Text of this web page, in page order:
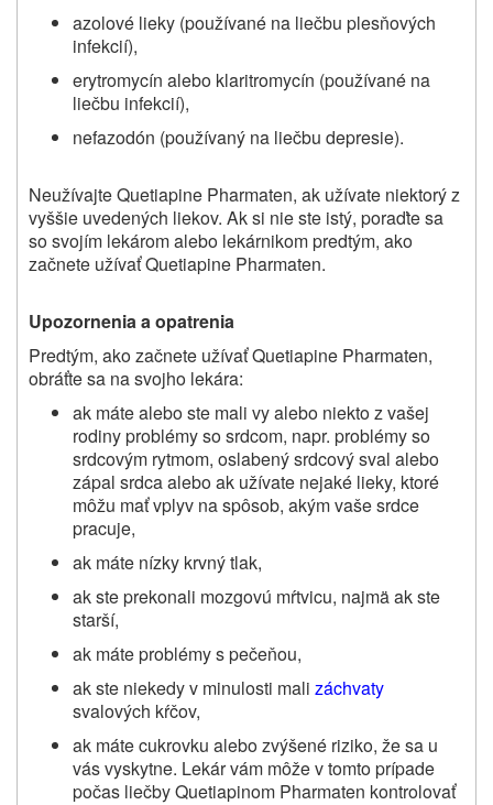
azolové lieky (používané na liečbu plesňových
infekcií),
erytromycín alebo klaritromycín (používané na
liečbu infekcií),
nefazodón (používaný na liečbu depresie).
Neužívajte Quetiapine Pharmaten, ak užívate niektorý z
vyššie uvedených liekov. Ak si nie ste istý, poraďte sa
so svojím lekárom alebo lekárnikom predtým, ako
začnete užívať Quetiapine Pharmaten.
Upozornenia a opatrenia
Predtým, ako začnete užívať Quetiapine Pharmaten,
obráťte sa na svojho lekára:
ak máte alebo ste mali vy alebo niekto z vašej
rodiny problémy so srdcom, napr. problémy so
srdcovým rytmom, oslabený srdcový sval alebo
zápal srdca alebo ak užívate nejaké lieky, ktoré
môžu mať vplyv na spôsob, akým vaše srdce
pracuje,
ak máte nízky krvný tlak,
ak ste prekonali mozgovú mŕtvicu, najmä ak ste
starší,
ak máte problémy s pečeňou,
ak ste niekedy v minulosti mali záchvaty
svalových kŕčov,
ak máte cukrovku alebo zvýšené riziko, že sa u
vás vyskytne. Lekár vám môže v tomto prípade
počas liečbyQuetiapinom Pharmaten kontrolovať